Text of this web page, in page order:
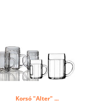
Korsó "Alter" ...